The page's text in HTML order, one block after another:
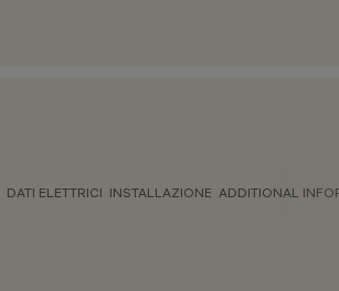
DATI ELETTRICI INSTALLAZIONE ADDITIONAL